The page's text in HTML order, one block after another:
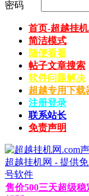
密码
首页-超越挂
简洁模式
随便看看
帖子文章搜索
软件问题解决
超越专用下载
注册登录
联系站长
免责声明
超越挂机网 - 提供
号软件
售价500三天超级